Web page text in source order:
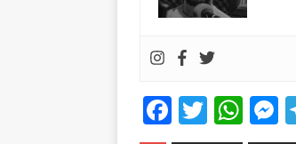
F T W